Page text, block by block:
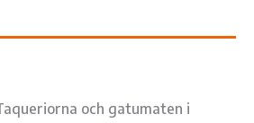
och gatumaten i